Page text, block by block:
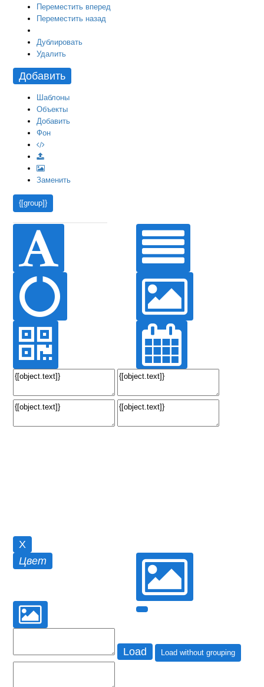
Переместить вперед
Переместить назад
Дублировать
Удалить
Добавить
Шаблоны
Объекты
Добавить
Фон
Заменить
{[group]}
X
Цвет
Load Load without grouping